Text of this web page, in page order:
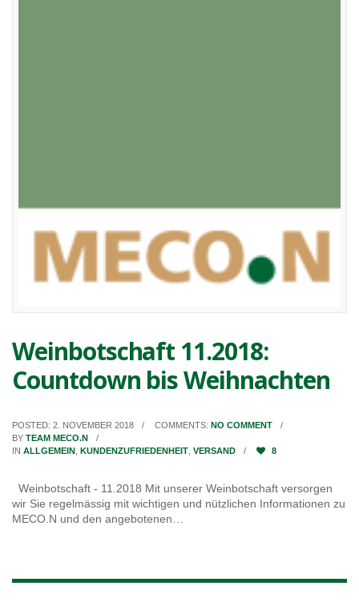
Weinbotschaft 11.2018:
Countdown bis Weihnachten
POSTED: 2. NOVEMBER 2018 COMMENTS: NO COMMENT
BY TEAM MECO.N
IN ALLGEMEIN KUNDENZUFRIEDENHEIT VERSAND 8
Weinbotschaft - 11.2018 Mit unserer Weinbotschaft versorgen
wir Sie regelmässig mit wichtigen und nützlichen Informationen zu
MECO.N und den angebotenen…